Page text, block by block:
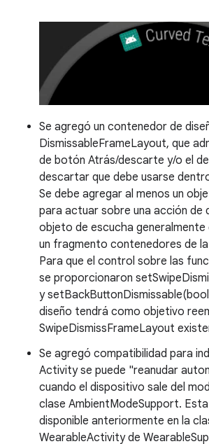
Se agregó un contenedor de
DismissableFrameLayout, que
de botón Atrás/descarte y/o el
descartar que debe usarse
Se debe agregar al menos un
para actuar sobre una acción de
objeto de escucha generalmente
un fragmento contenedores de
Para que el control sobre las
se proporcionaron
y
diseño tendrá como objetivo
SwipeDismissFrameLayout
Se agregó compatibilidad para
Activity se puede "reanudar
cuando el dispositivo sale del
clase AmbientModeSupport.
disponible anteriormente en la
WearableActivity de